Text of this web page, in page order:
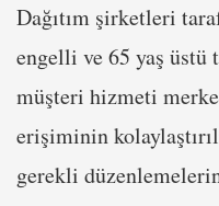
Dağıtım şirketleri
engelli ve 65 yaş
müşteri hizmeti
erişiminin
gerekli